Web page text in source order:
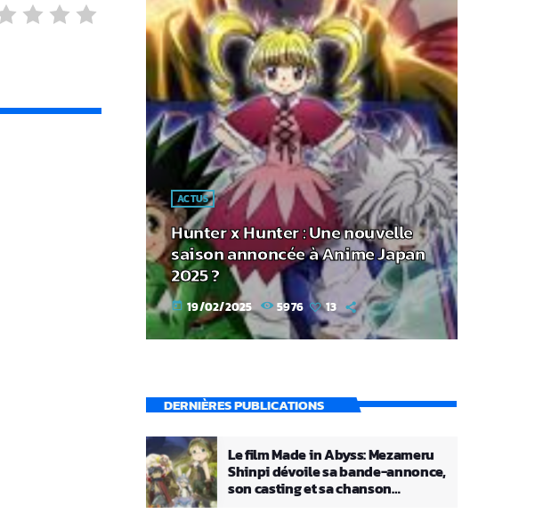
ACTUS
Hunter x Hunter : Une nouvelle
saison annoncée à Anime Japan
2025 ?
today 19/02/2025 5976 13
DERNIÈRES PUBLICATIONS
Le film Made in Abyss: Mezameru
Shinpi dévoile sa bande-annonce,
son casting et sa chanson